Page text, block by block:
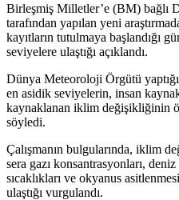
Birleşmiş Milletler’e (BM) bağlı
tarafından yapılan yeni
kayıtların tutulmaya başlandığı
seviyelere ulaştığı açıklandı.
Dünya Meteoroloji Örgütü
en asidik seviyelerin, insan
kaynaklanan iklim değişikliğinin
söyledi.
Çalışmanın bulgularında, iklim
sera gazı konsantrasyonları,
sıcaklıkları ve okyanus
ulaştığı vurgulandı.